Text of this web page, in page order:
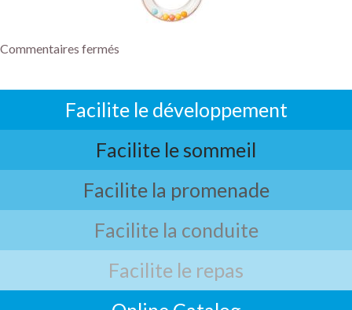
Commentaires fermés
Facilite le développement
Facilite le sommeil
Facilite la promenade
Facilite la conduite
Facilite le repas